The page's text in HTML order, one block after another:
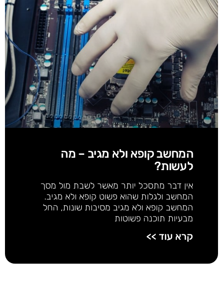
המחשב קופא ולא מגיב – מה
לעשות?
אין דבר מתסכל יותר מאשר לשבת מול מסך
המחשב ולגלות שהוא פשוט קופא ולא מגיב.
המחשב קופא ולא מגיב מסיבות שונות, החל
מבעיות תוכנה פשוטות
קרא עוד >>